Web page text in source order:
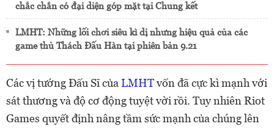
chắc chắn có đại diện góp mặt tại Chung kết
LMHT: Những lối chơi siêu kì dị nhưng hiệu quả của các
game thủ Thách Đấu Hàn tại phiên bản 9.21
Các vị tướng Đấu Sĩ của LMHTvốn đã cực kì mạnh với
sát thương và độ cơ động tuyệt vời rồi. Tuy nhiên Riot
Games quyết định nâng tầm sức mạnh của chúng lên